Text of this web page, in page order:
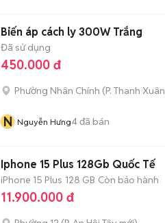
Biến áp cách ly 300W Trắng
Đã sử dụng
450.000 đ
Phường Nhân Chính (P. Thanh Xuân
N Nguyễn Hưng4đã bán
Iphone 15 Plus 128Gb Quốc Tế
iPhone 15 Plus 128 GB Còn bảo hành
11.900.000 đ